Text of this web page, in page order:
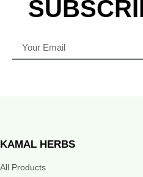
KAMAL HERBS
All Products